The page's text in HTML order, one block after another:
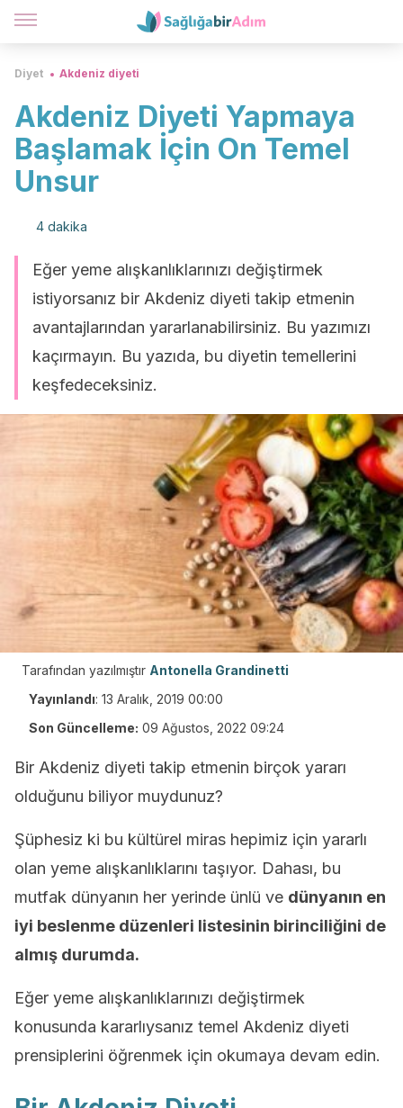
Diyet Akdeniz diyeti
Akdeniz Diyeti Yapmaya
Başlamak İçin On Temel
Unsur
4 dakika
Eğer yeme alışkanlıklarınızı değiştirmek
istiyorsanız bir Akdeniz diyeti takip etmenin
avantajlarından yararlanabilirsiniz. Bu yazımızı
kaçırmayın. Bu yazıda, bu diyetin temellerini
keşfedeceksiniz.
Tarafından yazılmıştır Antonella Grandinetti
Yayınlandı: 13 Aralık, 2019 00:00
Son Güncelleme: 09 Ağustos, 2022 09:24
Bir Akdeniz diyeti takip etmenin birçok yararı
olduğunu biliyor muydunuz?
Şüphesiz ki bu kültürel miras hepimiz için yararlı
olan yeme alışkanlıklarını taşıyor. Dahası, bu
mutfak dünyanın her yerinde ünlü ve dünyanın en
iyi beslenme düzenleri listesinin birinciliğini de
almış durumda.
Eğer yeme alışkanlıklarınızı değiştirmek
konusunda kararlıysanız temel Akdeniz diyeti
prensiplerini öğrenmek için okumaya devam edin.